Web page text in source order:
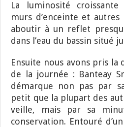
La luminosité
murs d’enceinte et
aboutir à un reflet
dans l’eau du bassin situé
Ensuite nous avons pris la
de la journée : Banteay
démarque non pas par
petit que la plupart des
veille, mais par sa
conservation. Entouré